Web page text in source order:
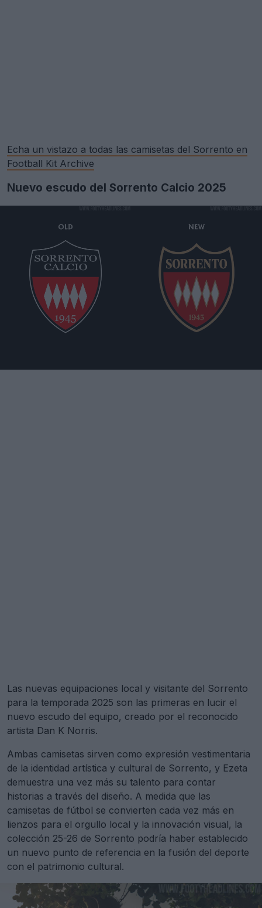
Echa un vistazo a todas las camisetas del Sorrento en
Football Kit Archive
Nuevo escudo del Sorrento Calcio 2025
Las nuevas equipaciones local y visitante del Sorrento
para la temporada 2025 son las primeras en lucir el
nuevo escudo del equipo, creado por el reconocido
artista Dan K Norris.
Ambas camisetas sirven como expresión vestimentaria
de la identidad artística y cultural de Sorrento, y Ezeta
demuestra una vez más su talento para contar
historias a través del diseño. A medida que las
camisetas de fútbol se convierten cada vez más en
lienzos para el orgullo local y la innovación visual, la
colección 25-26 de Sorrento podría haber establecido
un nuevo punto de referencia en la fusión del deporte
con el patrimonio cultural.